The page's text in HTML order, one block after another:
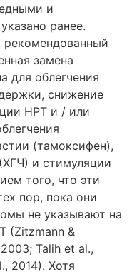
и
ранее.
рекомендованный
замена
для облегчения
снижение
HPT и / или
(тамоксифен),
и стимуляции
того, что эти
пор, пока они
не указывают на
(Zitzmann &
Talih et al.,
2014). Хотя